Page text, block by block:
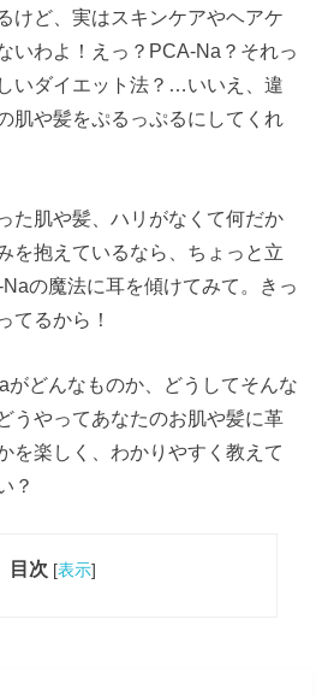
けど、実はスキンケアやヘアケ
いわよ！えっ？PCA-Na？それっ
いダイエット法？…いいえ、違
肌や髪をぷるっぷるにしてくれ
た肌や髪、ハリがなくて何だか
を抱えているなら、ちょっと立
の魔法に耳を傾けてみて。きっ
てるから！
がどんなものか、どうしてそんな
うやってあなたのお肌や髪に革
を楽しく、わかりやすく教えて
？
目次 [表示]